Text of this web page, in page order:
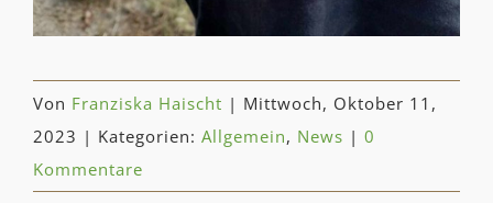
Von Franziska Haischt | Mittwoch, Oktober 11,
2023 | Kategorien: Allgemein, News | 0
Kommentare